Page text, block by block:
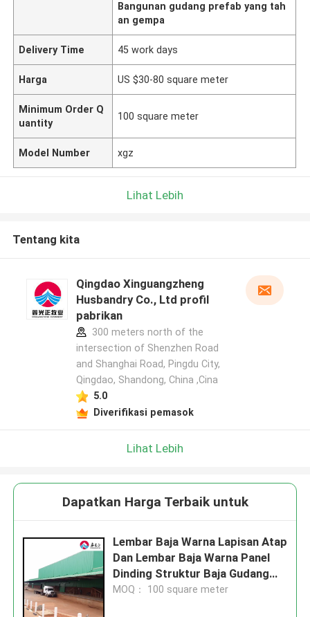
Bangunan gudang prefab yang tah
an gempa
Delivery Time 45 work days
Harga US $30-80 square meter
Minimum Order Q
uantity
100 square meter
Model Number xgz
Lihat Lebih
Tentang kita
Qingdao Xinguangzheng
Husbandry Co., Ltd profil
pabrikan
300 meters north of the
intersection of Shenzhen Road
and Shanghai Road, Pingdu City,
Qingdao, Shandong, China ,Cina
5.0
Diverifikasi pemasok
Lihat Lebih
Dapatkan Harga Terbaik untuk
Lembar Baja Warna Lapisan Atap
Dan Lembar Baja Warna Panel
Dinding Struktur Baja Gudang
Buktinya Gempa Kelas 7-9
MOQ： 100 square meter